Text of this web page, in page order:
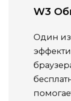
W3
Один из